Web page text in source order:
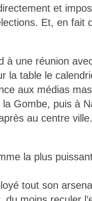
et
Et, en fait
à une réunion
la table le
aux médias
Gombe, puis à
au centre
la plus
tout son